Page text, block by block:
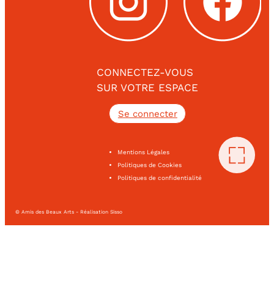
CONNECTEZ-VOUS
SUR VOTRE ESPACE
Se connecter
Mentions Légales
Politiques de Cookies
Politiques de confidentialité
© Amis des Beaux Arts - Réalisation Sisso